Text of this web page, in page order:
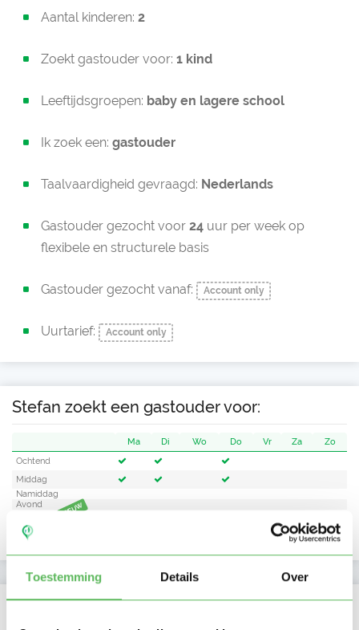
Toestemming Details Over
Aantal kinderen: 2
Zoekt gastouder voor: 1 kind
Leeftijdsgroepen: baby en lagere school
Ik zoek een: gastouder
Taalvaardigheid gevraagd: Nederlands
Gastouder gezocht voor 24 uur per week op
flexibele en structurele basis
Gastouder gezocht vanaf: Account only
Uurtarief: Account only
Stefan zoekt een gastouder voor:
Ma Di Wo Do Vr Za
Zo
Ochtend
Middag
Namiddag
Avond
NIEUW
Activiteit op Oppasland